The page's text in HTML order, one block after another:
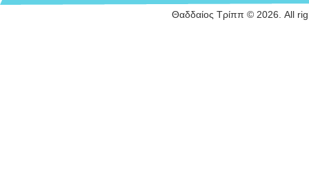
Θαδδαίος Τρίππ © 2026. All